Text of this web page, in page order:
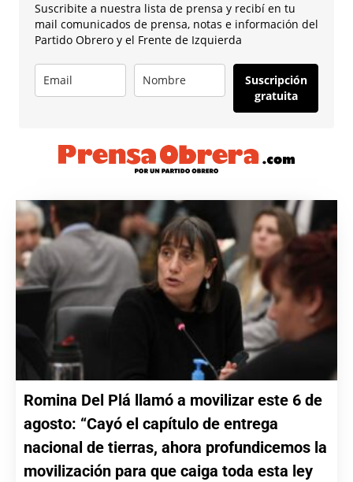
Suscribite a nuestra lista de prensa y recibí en tu
mail comunicados de prensa, notas e información del
Partido Obrero y el Frente de Izquierda
Suscripción
gratuita
Romina Del Plá llamó a movilizar este 6 de
agosto: “Cayó el capítulo de entrega
nacional de tierras, ahora profundicemos la
movilización para que caiga toda esta ley